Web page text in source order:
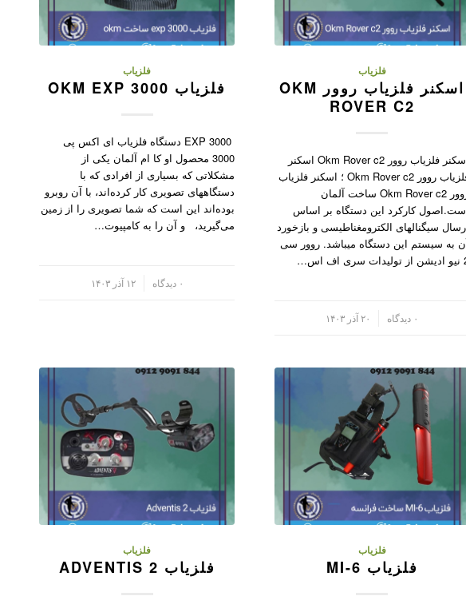
فلزیاب
اسکنر فلزیاب روور OKM
ROVER C2
اسکنر فلزیاب روور Okm Rover c2 اسکنر
فلزیاب روور Okm Rover c2 ؛ اسکنر فلزیاب
روور Okm Rover c2 ساخت آلمان
کارکرد این دستگاه بر اساس
سیگنالهای الکترومغناطیسی و بازخورد
به سیستم این دستگاه میباشد. روور سی
اف اس…
۰ دیدگاه ۲۰ آذر ۱۴۰۳
فلزیاب
فلزیاب OKM EXP 3000
EXP 3000 دستگاه فلزیاب ای اکس پی
3000 محصول او کا ام آلمان یکی از
مشکلاتی که بسیاری از افرادی که با
دستگاههای تصویری کار کرده‌اند، با آن روبرو
بوده‌اند این است که شما تصویری را از زمین
می‌گیرید، و آن را به کامپیو‌ت…
۰ دیدگاه ۱۲ آذر ۱۴۰۳
فلزیاب
فلزیاب MI-6
فلزیاب
فلزیاب ADVENTIS 2